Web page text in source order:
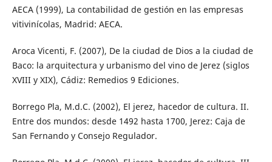
AECA (1999), La contabilidad de gestión en las empresas
vitivinícolas, Madrid: AECA.
Aroca Vicenti, F. (2007), De la ciudad de Dios a la ciudad de
Baco: la arquitectura y urbanismo del vino de Jerez (siglos
XVIII y XIX), Cádiz: Remedios 9 Ediciones.
Borrego Pla, M.d.C. (2002), El jerez, hacedor de cultura. II.
Entre dos mundos: desde 1492 hasta 1700, Jerez: Caja de
San Fernando y Consejo Regulador.